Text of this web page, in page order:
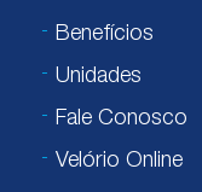
Benefícios
Unidades
Fale Conosco
Velório Online